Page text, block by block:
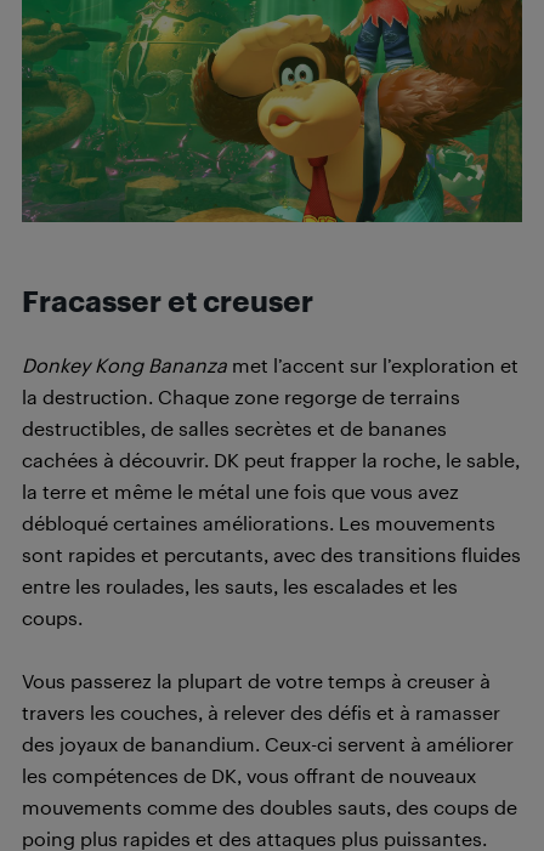
Fracasser et creuser
Donkey Kong Bananza met l’accent sur l’exploration et
la destruction. Chaque zone regorge de terrains
destructibles, de salles secrètes et de bananes
cachées à découvrir. DK peut frapper la roche, le sable,
la terre et même le métal une fois que vous avez
débloqué certaines améliorations. Les mouvements
sont rapides et percutants, avec des transitions fluides
entre les roulades, les sauts, les escalades et les
coups.
Vous passerez la plupart de votre temps à creuser à
travers les couches, à relever des défis et à ramasser
des joyaux de banandium. Ceux-ci servent à améliorer
les compétences de DK, vous offrant de nouveaux
mouvements comme des doubles sauts, des coups de
poing plus rapides et des attaques plus puissantes.